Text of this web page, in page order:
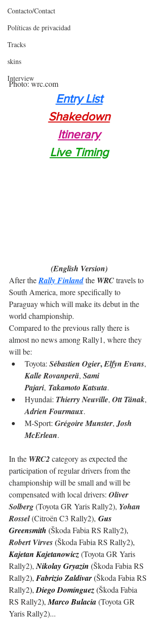
Contacto/Contact
Políticas de privacidad
Tracks
skins
Interview
Photo: wrc.com
Entry List
Shakedown
Itinerary
Live Timing
(English Version)
After the Rally Finland the WRC travels to
South America, more specifically to
Paraguay which will make its debut in the
world championship.
Compared to the previous rally there is
almost no news among Rally1, where they
will be:
Toyota: Sébastien Ogier, Elfyn Evans,
Kalle Rovanperä, Sami
Pajari, Takamoto Katsuta.
Hyundai: Thierry Neuville, Ott Tänak,
Adrien Fourmaux.
M-Sport: Grégoire Munster, Josh
McErlean.
In the WRC2 category as expected the
participation of regular drivers from the
championship will be small and will be
compensated with local drivers: Oliver
Solberg (Toyota GR Yaris Rally2), Yohan
Rossel (Citroën C3 Rally2), Gus
Greensmith (Škoda Fabia RS Rally2),
Robert Virves (Škoda Fabia RS Rally2),
Kajetan Kajetanowicz (Toyota GR Yaris
Rally2), Nikolay Gryazin (Škoda Fabia RS
Rally2), Fabrizio Zaldivar (Škoda Fabia RS
Rally2), Diego Domínguez (Škoda Fabia
RS Rally2), Marco Bulacia (Toyota GR
Yaris Rally2)...